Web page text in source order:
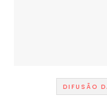
DIFUSÃO